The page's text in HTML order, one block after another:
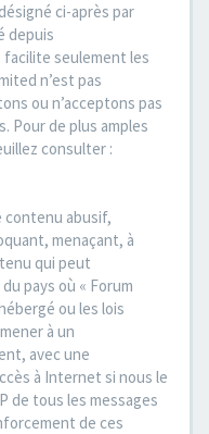
ci-après par
depuis
facilite seulement les
n’est pas
ou n’acceptons pas
Pour de plus amples
consulter :
contenu abusif,
menaçant, à
qui peut
pays où « Forum
ou les lois
à un
avec une
à Internet si nous le
de tous les messages
de ces